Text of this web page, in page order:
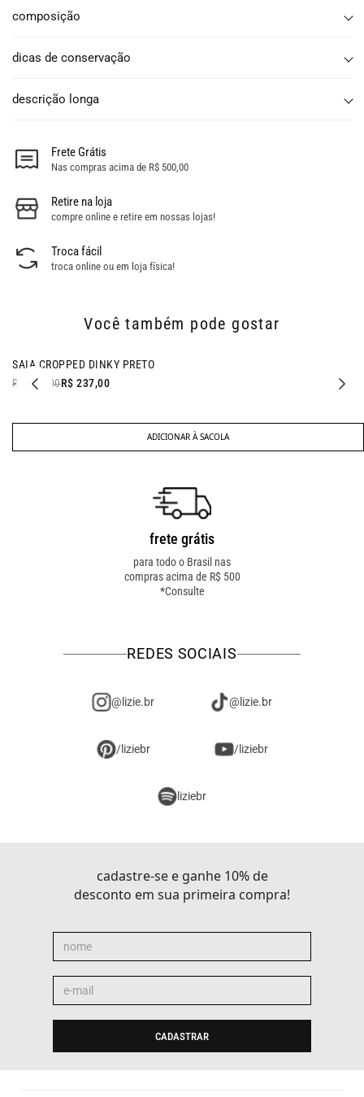
composição
dicas de conservação
descrição longa
Frete Grátis
Nas compras acima de R$ 500,00
Retire na loja
compre online e retire em nossas lojas!
Troca fácil
troca online ou em loja física!
Você também pode gostar
- 32% OFF
SAIA CROPPED DINKY PRETO
R$ 347,00R$ 237,00
ADICIONAR À SACOLA
frete grátis
para todo o Brasil nas
compras acima de R$ 500
*Consulte
REDES SOCIAIS
@lizie.br @lizie.br
/liziebr /liziebr
liziebr
cadastre-se e ganhe 10% de
desconto em sua primeira compra!
CADASTRAR